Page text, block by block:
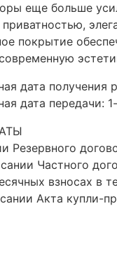
еще больше
покрытие
дата получения
дата передачи:
Резервного
Частного
взносах в
Акта купли-